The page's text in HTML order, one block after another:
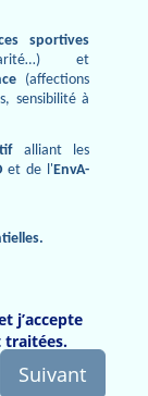
sportives
et
(affections
sensibilité à
alliant les
et de l'EnvA-
j’accepte
traitées.
Suivant